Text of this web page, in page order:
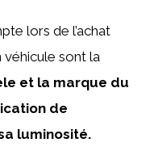
lors de l’achat
véhicule sont la
et la marque du
de
luminosité.